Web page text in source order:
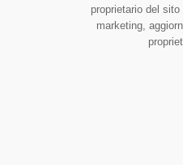
proprietario del
marketing,